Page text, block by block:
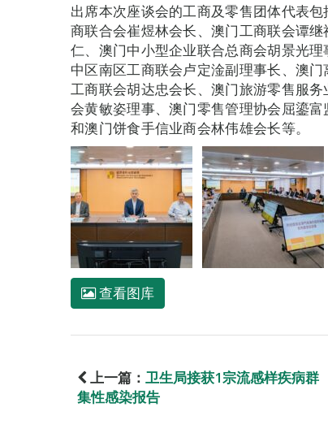
出席本次座谈会的工商及零售团体代表
商联合会崔煜林会长、澳门工商联会谭
仁、澳门中小型企业联合总商会胡景光
中区南区工商联会卢定淦副理事长、澳
工商联会胡达忠会长、澳门旅游零售服
会黄敏姿理事、澳门零售管理协会屈鎏
和澳门饼食手信业商会林伟雄会长等。
查看图库
上一篇： 卫生局接获1宗流感样疾病群
集性感染报告